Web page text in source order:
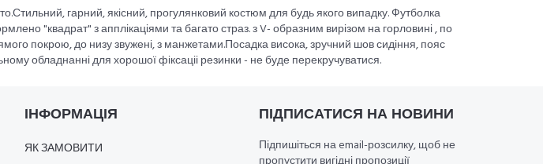
гарний, якісний, прогулянковий костюм для будь якого випадку. Футболка
"квадрат" з апплікаціями та багато страз. з V- образним вирізом на горловині , по
покрою, до низу звужені, з манжетами.Посадка висока, зручний шов сидіння, пояс
обладнанні для хорошої фіксаціі резинки - не буде перекручуватися.
ІНФОРМАЦІЯ
ЯК ЗАМОВИТИ
ПІДПИСАТИСЯ НА НОВИНИ
Підпишіться на email-розсилку, щоб не